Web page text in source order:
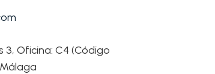
3, Oficina: C4 (Código